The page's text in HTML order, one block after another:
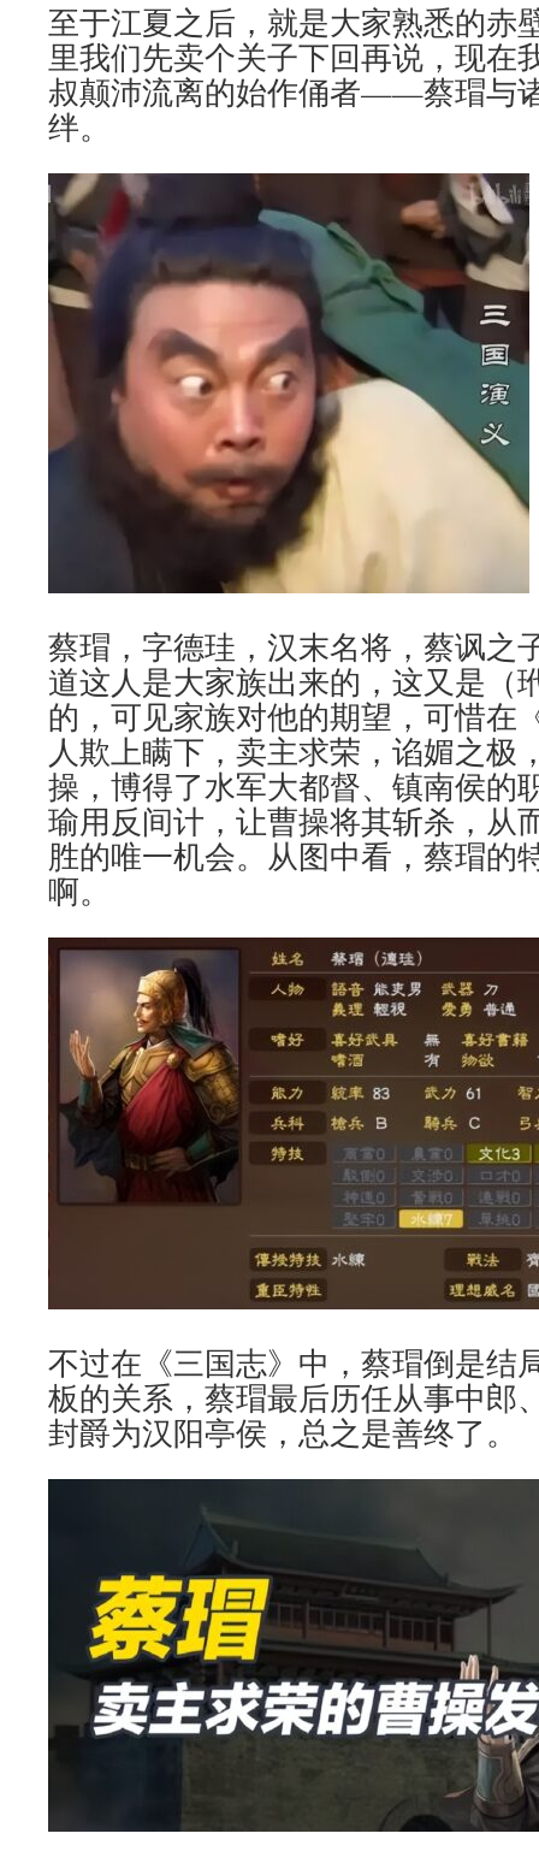
至于江夏之后，就是大家熟悉的赤
里我们先卖个关子下回再说，现在
叔颠沛流离的始作俑者——蔡瑁与
绊。
蔡瑁，字德珪，汉末名将，蔡讽之
道这人是大家族出来的，这又是（
的，可见家族对他的期望，可惜在
人欺上瞒下，卖主求荣，谄媚之极
操，博得了水军大都督、镇南侯的
瑜用反间计，让曹操将其斩杀，从
胜的唯一机会。从图中看，蔡瑁的
啊。
不过在《三国志》中，蔡瑁倒是结
板的关系，蔡瑁最后历任从事中郎
封爵为汉阳亭侯，总之是善终了。